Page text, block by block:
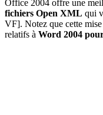
Office 2004 offre une
fichiers Open XML qui
VF]. Notez que cette
relatifs à Word 2004